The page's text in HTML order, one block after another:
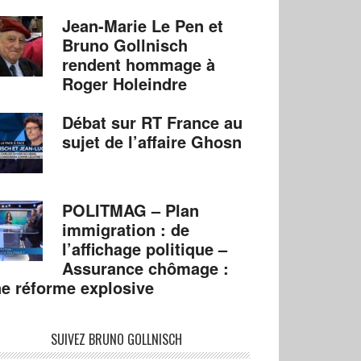
Jean-Marie Le Pen et
Bruno Gollnisch
rendent hommage à
Roger Holeindre
Débat sur RT France au
sujet de l’affaire Ghosn
POLITMAG – Plan
immigration : de
l’affichage politique –
Assurance chômage :
réforme explosive
SUIVEZ BRUNO GOLLNISCH